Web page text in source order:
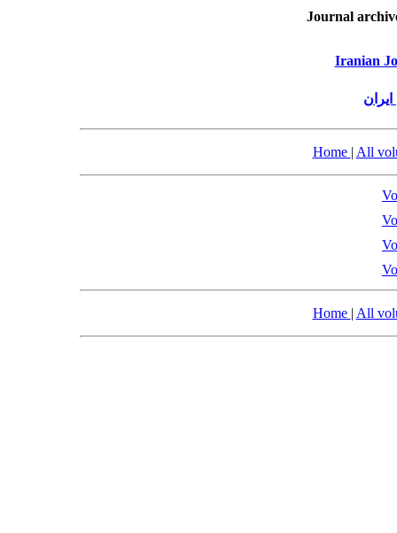
Journal
Iranian
Home | All
Home | All